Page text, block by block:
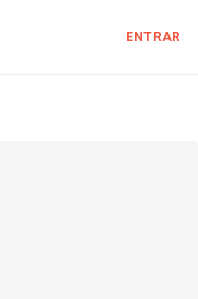
ENTRAR